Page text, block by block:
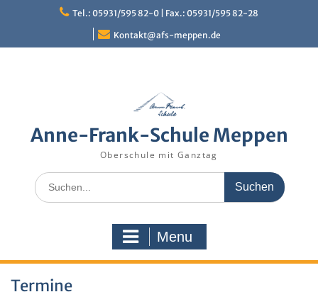
Tel.: 05931/595 82-0 | Fax.: 05931/595 82-28
Kontakt@afs-meppen.de
Anne-Frank-Schule Meppen
Oberschule mit Ganztag
Search
for:
Menu
Termine